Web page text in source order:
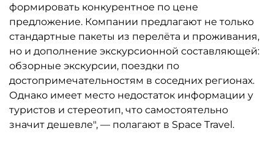
формировать конкурентное по цене
предложение. Компании предлагают не только
стандартные пакеты из перелёта и проживания,
но и дополнение экскурсионной составляющей:
обзорные экскурсии, поездки по
достопримечательностям в соседних регионах.
Однако имеет место недостаток информации у
туристов и стереотип, что самостоятельно
значит дешевле", — полагают в Space Travel.